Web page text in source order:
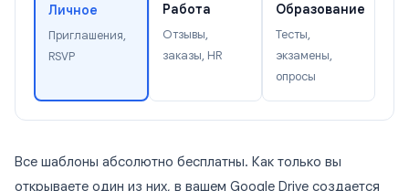
Личное
Приглашения,
RSVP
Работа
Отзывы,
заказы, HR
Образование
Тесты,
экзамены,
опросы
Все шаблоны абсолютно бесплатны. Как только вы
открываете один из них, в вашем Google Drive создается